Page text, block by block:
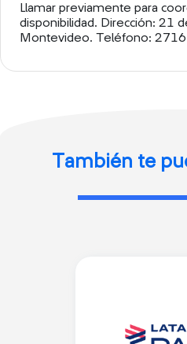
Llamar previamente para
disponibilidad. Dirección: 21
Montevideo. Teléfono:
También te